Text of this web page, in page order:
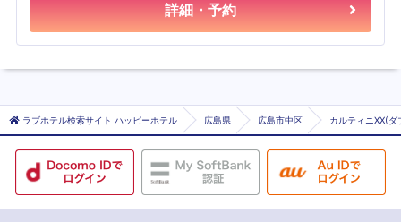
詳細・予約
ラブホテル検索サイト ハッピーホテル 広島県 広島市中区 カルティニXX(